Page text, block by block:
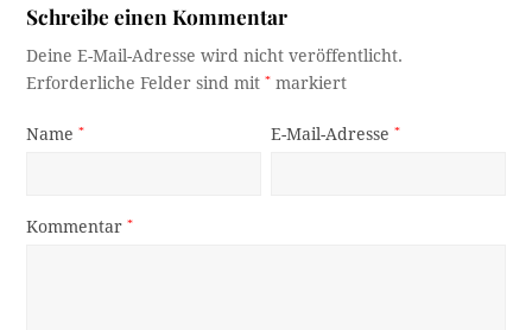
Schreibe einen Kommentar
Deine E-Mail-Adresse wird nicht veröffentlicht.
Erforderliche Felder sind mit* markiert
Name* E-Mail-Adresse*
Kommentar*